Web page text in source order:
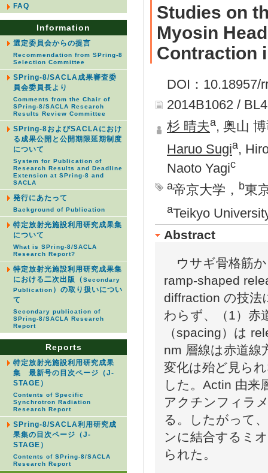
FAQ
Information
選定委員会からの提言
Recommendation from SPring-8
Selection Committee
SPring-8/SACLA成果審査委
員会委員長より
Comments from the Chair of
SPring-8/SACLA Research
Results Review Committee
SPring-8およびSACLAにおけ
る成果公開と公開期限延期制度
について
System for Publication of
Research Results and Deadline
Extension at SPring-8 and
SACLA
発行にあたって
Background of Publication
特定放射光施設利用研究成果集
について
What is SPring-8/SACLA
Research Report?
特定放射光施設利用研究成果集
における二次出版（Secondary
Publication ）の取り扱いについ
て
Secondary publication of
SPring-8/SACLA Research
Report
Reports
特定放射光施設利用研究成果
集 最新号の目次ページ（J-
STAGE）
Contents of Specific
Synchrotron Radiation
Research Report
SPring-8/SACLA利用研究成
果集の目次ページ（J-
STAGE）
Contents of SPring-8/SACLA
Research Report
Studies on
Myosin
Contraction
DOI：10.18957/
2014B1062 /
杉 晴夫a, 奥山
Haruo Sugia,
Naoto Yagic
a帝京大学， b東
aTeikyo
Abstract
ウサギ骨格筋か
ramp-shaped
diffraction の技法
わらず、（1）赤
（spacing）は
nm 層線は赤道線
変化は殆ど見ら
した。Actin 由来
アクチンフィラ
る。したがって
ンに結合するミ
られた。